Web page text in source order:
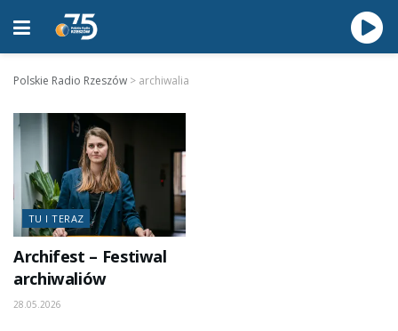
Polskie Radio Rzeszów > archiwalia
TU I TERAZ
Archifest – Festiwal
archiwaliów
28.05.2026